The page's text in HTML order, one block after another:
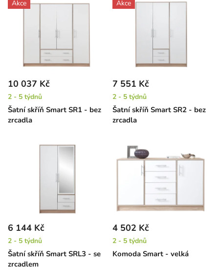
Akce
Šatní skříň Smart SR1 - bez
zrcadla
10 037 Kč
2 - 5 týdnů
Akce
Šatní skříň Smart SR2 - bez
zrcadla
7 551 Kč
2 - 5 týdnů
Šatní skříň Smart SRL3 - se
zrcadlem
6 144 Kč
2 - 5 týdnů
Komoda Smart - velká
4 502 Kč
2 - 5 týdnů